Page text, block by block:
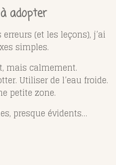
adopter
(et les leçons), j’ai
simples.
mais calmement.
Utiliser de l’eau froide.
petite zone.
presque évidents…